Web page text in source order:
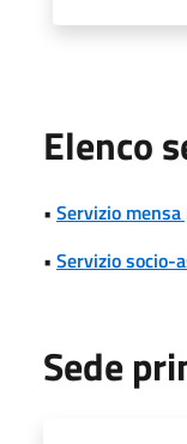
Elenco
• Servizio
• Servizio socio-
Sede